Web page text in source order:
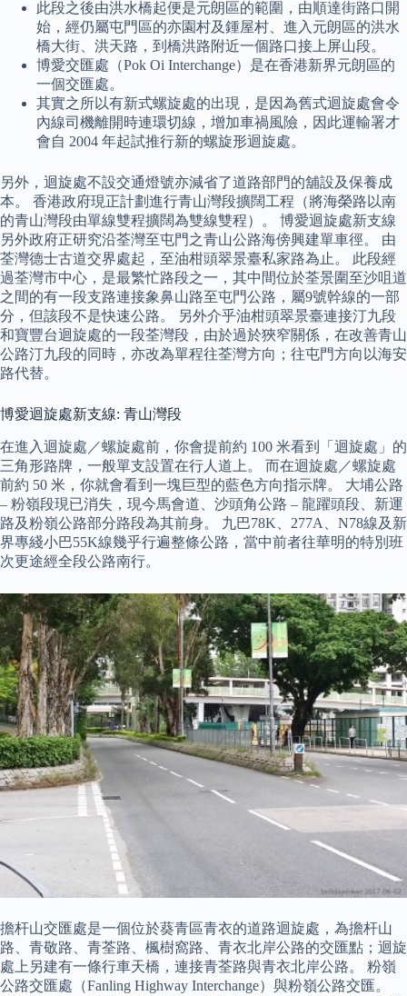
此段之後由洪水橋起便是元朗區的範圍，由順達街路口開
始，經仍屬屯門區的亦園村及鍾屋村、進入元朗區的洪水
橋大街、洪天路，到橋洪路附近一個路口接上屏山段。
博愛交匯處（Pok Oi Interchange）是在香港新界元朗區的
一個交匯處。
其實之所以有新式螺旋處的出現，是因為舊式迴旋處會令
內線司機離開時連環切線，增加車禍風險，因此運輸署才
會自 2004 年起試推行新的螺旋形迴旋處。
另外，迴旋處不設交通燈號亦減省了道路部門的舖設及保養成
本。 香港政府現正計劃進行青山灣段擴闊工程（將海榮路以南
的青山灣段由單線雙程擴闊為雙線雙程）。 博愛迴旋處新支線
另外政府正研究沿荃灣至屯門之青山公路海傍興建單車徑。 由
荃灣德士古道交界處起，至油柑頭翠景臺私家路為止。 此段經
過荃灣市中心，是最繁忙路段之一，其中間位於荃景圍至沙咀道
之間的有一段支路連接象鼻山路至屯門公路，屬9號幹線的一部
分，但該段不是快速公路。 另外介乎油柑頭翠景臺連接汀九段
和寶豐台迴旋處的一段荃灣段，由於過於狹窄關係，在改善青山
公路汀九段的同時，亦改為單程往荃灣方向；往屯門方向以海安
路代替。
博愛迴旋處新支線: 青山灣段
在進入迴旋處／螺旋處前，你會提前約 100 米看到「迴旋處」的
三角形路牌，一般單支設置在行人道上。 而在迴旋處／螺旋處
前約 50 米，你就會看到一塊巨型的藍色方向指示牌。 大埔公路
– 粉嶺段現已消失，現今馬會道、沙頭角公路 – 龍躍頭段、新運
路及粉嶺公路部分路段為其前身。 九巴78K、277A、N78線及新
界專綫小巴55K線幾乎行遍整條公路，當中前者往華明的特別班
次更途經全段公路南行。
擔杆山交匯處是一個位於葵青區青衣的道路迴旋處，為擔杆山
路、青敬路、青荃路、楓樹窩路、青衣北岸公路的交匯點；迴旋
處上另建有一條行車天橋，連接青荃路與青衣北岸公路。 粉嶺
公路交匯處（Fanling Highway Interchange）與粉嶺公路交匯。